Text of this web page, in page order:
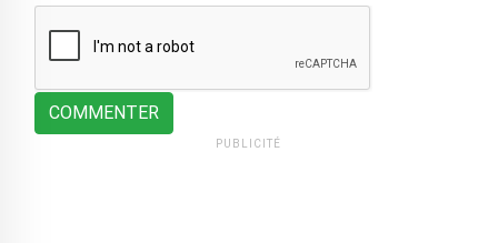
COMMENTER
PUBLICITÉ